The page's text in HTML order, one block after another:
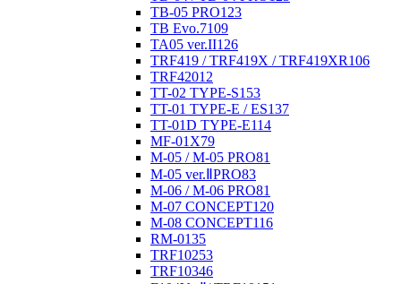
TB-05 PRO123
TB Evo.7109
TA05 ver.II126
TRF419 / TRF419X / TRF419XR106
TRF42012
TT-02 TYPE-S153
TT-01 TYPE-E / ES137
TT-01D TYPE-E114
MF-01X79
M-05 / M-05 PRO81
M-05 ver.ⅡPRO83
M-06 / M-06 PRO81
M-07 CONCEPT120
M-08 CONCEPT116
RM-0135
TRF10253
TRF10346